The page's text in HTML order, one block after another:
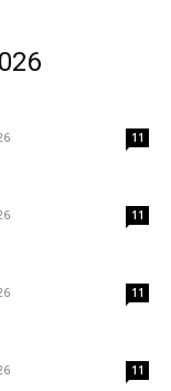
11
11
11
11